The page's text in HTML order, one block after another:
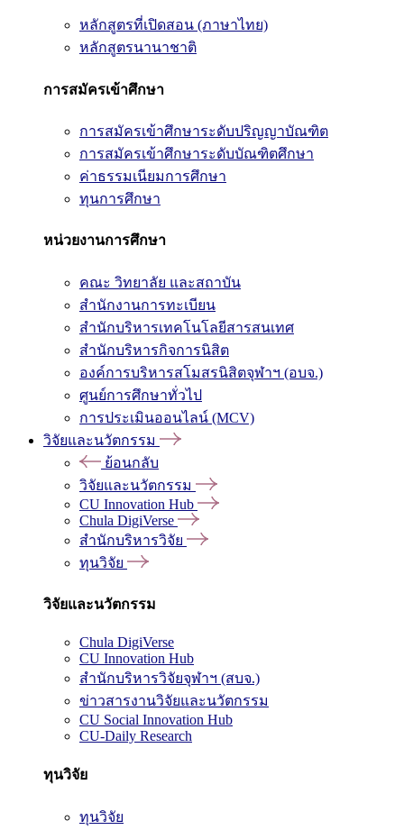
หลักสูตรที่เปิดสอน (ภาษาไทย)
หลักสูตรนานาชาติ
การสมัครเข้าศึกษา
การสมัครเข้าศึกษาระดับปริญญาบัณฑิต
การสมัครเข้าศึกษาระดับบัณฑิตศึกษา
ค่าธรรมเนียมการศึกษา
ทุนการศึกษา
หน่วยงานการศึกษา
คณะ วิทยาลัย และสถาบัน
สำนักงานการทะเบียน
สำนักบริหารเทคโนโลยีสารสนเทศ
สำนักบริหารกิจการนิสิต
องค์การบริหารสโมสรนิสิตจุฬาฯ (อบจ.)
ศูนย์การศึกษาทั่วไป
การประเมินออนไลน์ (MCV)
วิจัยและนวัตกรรม
ย้อนกลับ
วิจัยและนวัตกรรม
CU Innovation Hub
Chula DigiVerse
สำนักบริหารวิจัย
ทุนวิจัย
วิจัยและนวัตกรรม
Chula DigiVerse
CU Innovation Hub
สำนักบริหารวิจัยจุฬาฯ (สบจ.)
ข่าวสารงานวิจัยและนวัตกรรม
CU Social Innovation Hub
CU-Daily Research
ทุนวิจัย
ทุนวิจัย